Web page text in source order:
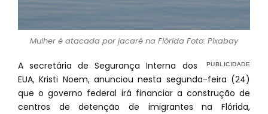
Mulher é atacada por jacaré na Flórida Foto: Pixabay
A secretária de Segurança Interna dos
EUA, Kristi Noem, anunciou nesta segunda-feira (24)
que o governo federal irá financiar a construção de
centros de detenção de imigrantes na Flórida,